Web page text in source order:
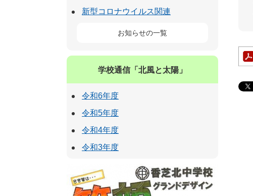
新型コロナウイルス関連
お知らせの一覧
学校通信「北風と太陽」
令和6年度
令和5年度
令和4年度
令和3年度